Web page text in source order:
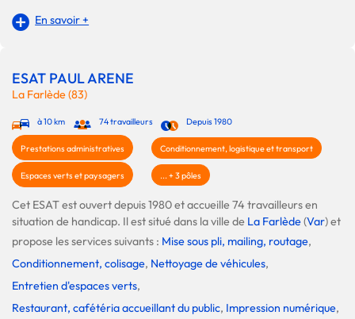
En savoir +
ESAT PAUL ARENE
La Farlède (83)
à 10 km 74 travailleurs Depuis 1980
Prestations administratives Conditionnement, logistique et transport
Espaces verts et paysagers ... + 3 pôles
Cet ESAT est ouvert depuis 1980 et accueille 74 travailleurs en
situation de handicap. Il est situé dans la ville de La Farlède(Var) et
propose les services suivants : Mise sous pli, mailing, routage,
Conditionnement, colisage, Nettoyage de véhicules,
Entretien d'espaces verts,
Restaurant, cafétéria accueillant du public, Impression numérique,